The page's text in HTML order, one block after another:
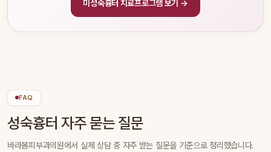
미성숙흉터 치료프로그램 보기 →
FAQ
성숙흉터 자주 묻는 질문
바라봄피부과의원에서 실제 상담 중 자주 받는 질문을 기준으로 정리했습니다.